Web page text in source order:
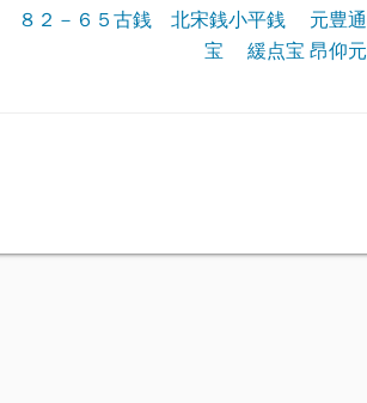
８２－６５古銭 北宋銭小平銭 元豊通
宝 緩点宝 昂仰元